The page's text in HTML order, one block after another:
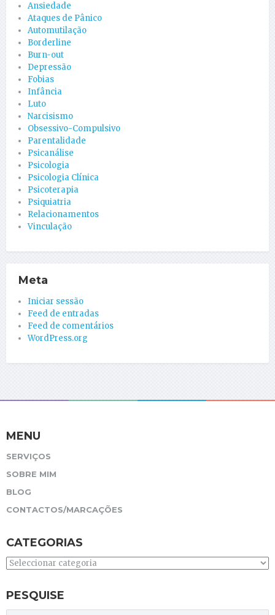
Ansiedade
Ataques de Pânico
Automutilação
Borderline
Burn-out
Depressão
Fobias
Infância
Luto
Narcisismo
Obsessivo-Compulsivo
Parentalidade
Psicanálise
Psicologia
Psicologia Clínica
Psicoterapia
Psiquiatria
Relacionamentos
Vinculação
Meta
Iniciar sessão
Feed de entradas
Feed de comentários
WordPress.org
MENU
SERVIÇOS
SOBRE MIM
BLOG
CONTACTOS/MARCAÇÕES
CATEGORIAS
Categorias
PESQUISE